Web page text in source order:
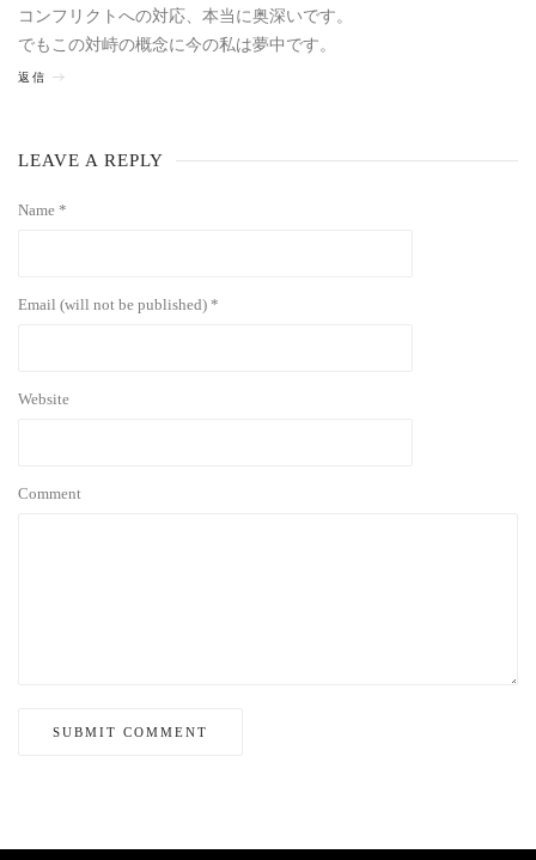
コンフリクトへの対応、本当に奥深いです。
でもこの対峙の概念に今の私は夢中です。
返信
LEAVE A REPLY
Name *
Email (will not be published) *
Website
Comment